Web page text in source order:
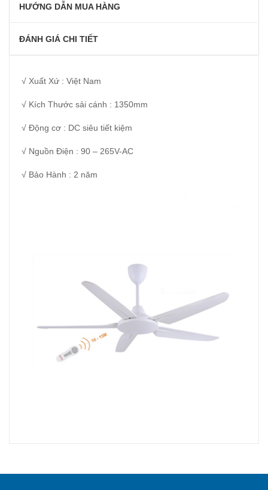
HƯỚNG DẪN MUA HÀNG
ĐÁNH GIÁ CHI TIẾT
√ Xuất Xứ : Việt Nam
√ Kích Thước sải cánh : 1350mm
√ Động cơ : DC siêu tiết kiệm
√ Nguồn Điện : 90 – 265V-AC
√ Bảo Hành : 2 năm